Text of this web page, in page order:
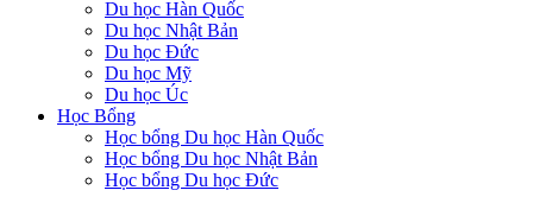
Du học Hàn Quốc
Du học Nhật Bản
Du học Đức
Du học Mỹ
Du học Úc
Học Bổng
Học bổng Du học Hàn Quốc
Học bổng Du học Nhật Bản
Học bổng Du học Đức